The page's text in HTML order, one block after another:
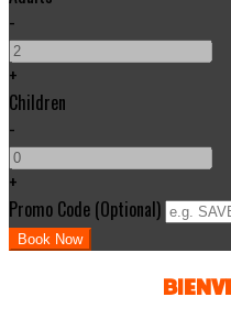
-
+
Children
-
+
Promo Code (Optional)